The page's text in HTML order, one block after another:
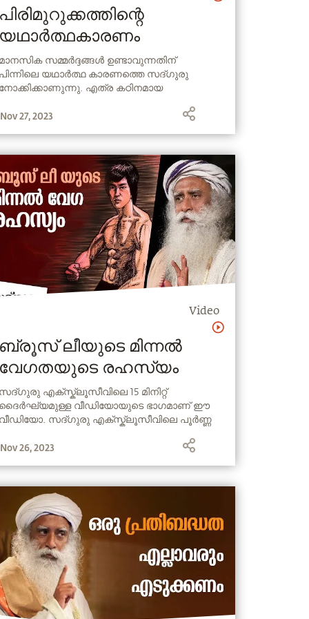
പിരിമുറുക്കത്തിന്റെ
യഥാർത്ഥകാരണം
മാനസിക സമ്മർദ്ദങ്ങൾ ഉണ്ടാവുന്നതിന്
പിന്നിലെ യഥാർത്ഥ കാരണത്തെ സദ്ഗുരു
നോക്കിക്കാണുന്നു. എത്ര കഠിനമായ
പോവുകയാണെങ്കിൽ കൂടിയും നമുക്കുള്ളിൽ
Nov 27, 2023
Video
ബ്രൂസ് ലീയുടെ മിന്നൽ
വേഗതയുടെ രഹസ്യം
സദ്ഗുരു എക്സ്ക്ലൂസീവിലെ 15 മിനിറ്റ്
ദൈർഘ്യമുള്ള വീഡിയോയുടെ ഭാഗമാണ് ഈ
വീഡിയോ. സദ്‌ഗുരു എക്സ്ക്ലൂസീവിലെ പൂർണ്ണ
https://isha.sadhguru.org/watch-exclu...
Nov 26, 2023